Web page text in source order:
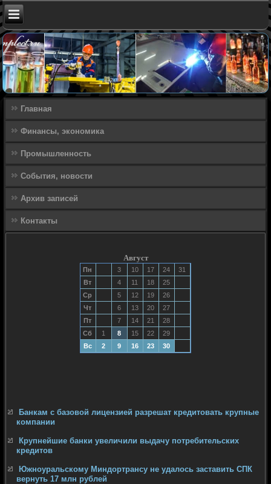
Главная
Финансы, экономика
Промышленность
События, новости
Архив записей
Контакты
Август
Пн 3 10 17 24
31
Вт
4 11 18
25
Ср
5 12 19
26
Чт
6 13 20
27
Пт
7 14 21
28
Сб
1 8 15 22
29
Вс
2 9 16 23 30
Банкам с базовой лицензией разрешат кредитовать крупные
компании
Крупнейшие банки увеличили выдачу потребительских
кредитов
Южноуральскому Миндортрансу не удалось заставить СПК
вернуть 17 млн рублей